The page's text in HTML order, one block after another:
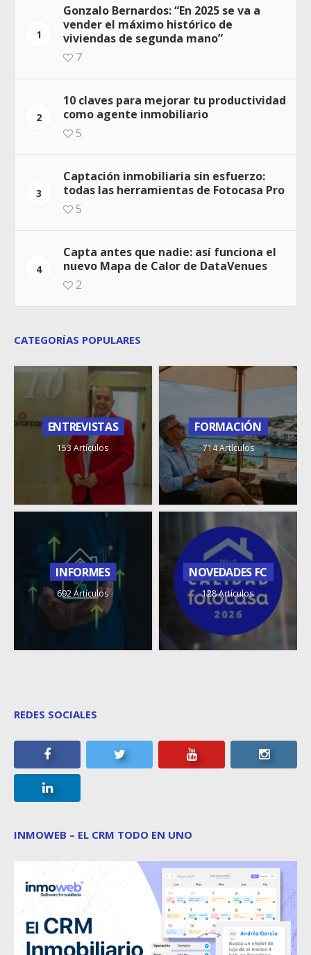
1
Gonzalo Bernardos: “En 2025 se va a
vender el máximo histórico de
viviendas de segunda mano”
7
2
10 claves para mejorar tu productividad
como agente inmobiliario
5
3
Captación inmobiliaria sin esfuerzo:
todas las herramientas de Fotocasa Pro
5
4
Capta antes que nadie: así funciona el
nuevo Mapa de Calor de DataVenues
2
CATEGORÍAS POPULARES
ENTREVISTAS
153 Artículos
FORMACIÓN
714 Artículos
INFORMES
692 Artículos
NOVEDADES FC
128 Artículos
REDES SOCIALES
INMOWEB – EL CRM TODO EN UNO